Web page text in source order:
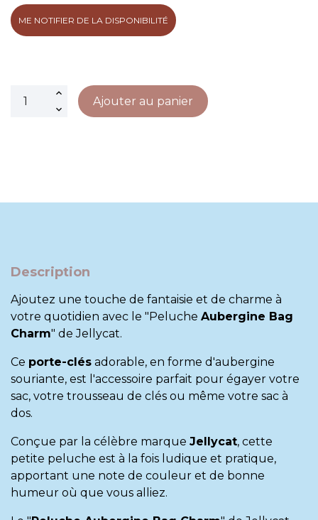
ME NOTIFIER DE LA DISPONIBILITÉ
Ajouter au panier
Description
Ajoutez une touche de fantaisie et de charme à
votre quotidien avec le "Peluche Aubergine Bag
Charm" deJellycat.
Ce porte-clés adorable, en forme d'aubergine
souriante, est l'accessoire parfait pour égayer votre
sac, votre trousseau de clés ou même votre sac à
dos.
Conçue par la célèbre marque Jellycat, cette
petite peluche est à la fois ludique et pratique,
apportant une note de couleur et de bonne
humeur où que vous alliez.